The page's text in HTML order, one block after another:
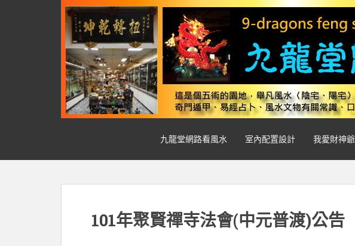
o
九龍堂網路看風水 室內配置設計 我愛財神爺
101年聚賢禪寺法會(中元普渡)公告